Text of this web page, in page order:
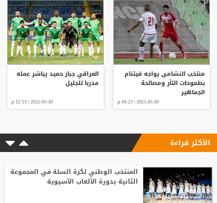
منتخب النشامى يواجه فيتنام
بطموحات الثأر ومصالحة
الجماهير
2021-05-30 | 04:23 م
العراقي جبار حميد يباشر عمله
مدربا للجليل
2021-05-30 | 12:13 م
الأكثر قراءة
المنتخب الوطني لكرة السلة في المجموعة
الثانية بدورة الألعاب الآسيوية